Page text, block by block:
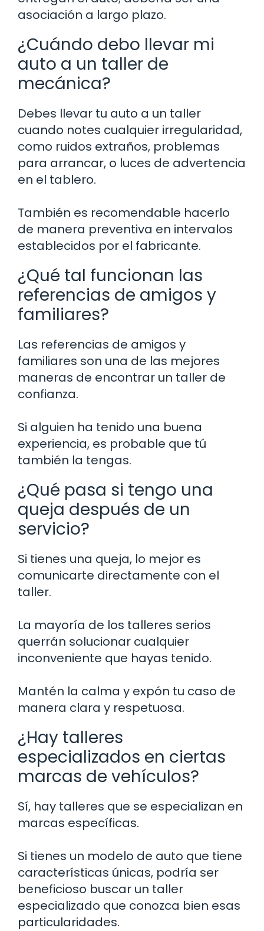
asociación a largo plazo.
¿Cuándo debo llevar mi
auto a un taller de
mecánica?
Debes llevar tu auto a un taller
cuando notes cualquier irregularidad,
como ruidos extraños, problemas
para arrancar, o luces de advertencia
en el tablero.
También es recomendable hacerlo
de manera preventiva en intervalos
establecidos por el fabricante.
¿Qué tal funcionan las
referencias de amigos y
familiares?
Las referencias de amigos y
familiares son una de las mejores
maneras de encontrar un taller de
confianza.
Si alguien ha tenido una buena
experiencia, es probable que tú
también la tengas.
¿Qué pasa si tengo una
queja después de un
servicio?
Si tienes una queja, lo mejor es
comunicarte directamente con el
taller.
La mayoría de los talleres serios
querrán solucionar cualquier
inconveniente que hayas tenido.
Mantén la calma y expón tu caso de
manera clara y respetuosa.
¿Hay talleres
especializados en ciertas
marcas de vehículos?
Sí, hay talleres que se especializan en
marcas específicas.
Si tienes un modelo de auto que tiene
características únicas, podría ser
beneficioso buscar un taller
especializado que conozca bien esas
particularidades.